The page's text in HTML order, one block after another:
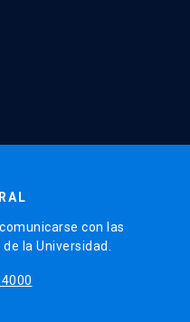
con las
la Universidad.